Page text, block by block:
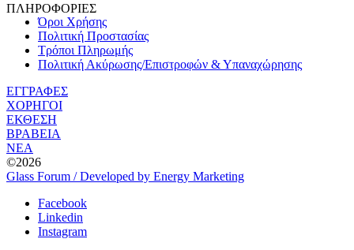
ΠΛΗΡΟΦΟΡΙΕΣ
Όροι Χρήσης
Πολιτική Προστασίας
Τρόποι Πληρωμής
Πολιτική Ακύρωσης/Επιστροφών & Υπαναχώρησης
ΕΓΓΡΑΦΕΣ
ΧΟΡΗΓΟΙ
ΕΚΘΕΣΗ
ΒΡΑΒΕΙΑ
ΝΕΑ
©2026
Glass Forum / Developed by Energy Marketing
Facebook
Linkedin
Instagram